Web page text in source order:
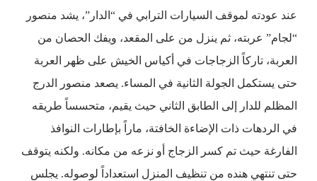
عند عودته لموقف السيارات الترابي في “الدار”، يشد منصور
“لجام” عربته، ثم ينزل من على المقعد، ويفك الحصان من
العربة، تاركاً الزجاجات في أكياس الخيش على ظهر العربة
حتى يستكمل الجولة الثانية في المساء. يصعد منصور الدرج
المظلم للدار إلى الطابق الثاني حيث يقيم، متحسساً طريقه
في الردهات ذات الإضاءة الخافتة، ماراً بإطارات النوافذ
الفارغة حيث تم كسر الزجاج أو نزعه من مكانه. ولكنه يتوقف
حتى تنتهي هنده من تنظيف المنزل استعداداً لوصوله. يجلس